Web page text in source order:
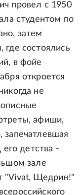
провел с 1950
студентом по
затем
где состоялись
в фойе
откроется
не
афиши,
запечатлевшая
его детства -
зале
"Vivat, Щедрин!"